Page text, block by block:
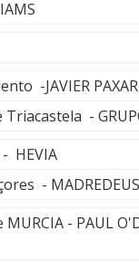
-JAVIER
Triacastela -
HEVIA
- MADREDEUS
MURCIA - PAUL